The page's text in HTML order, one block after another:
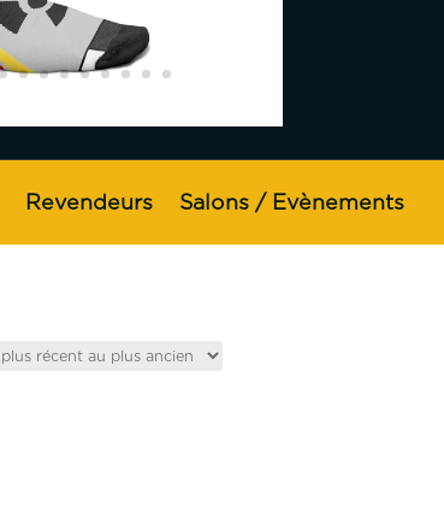
Revendeurs Salons / Evènements